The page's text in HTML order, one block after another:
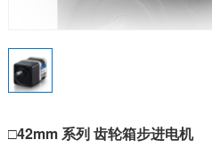
□42mm 系列 齿轮箱步进电机